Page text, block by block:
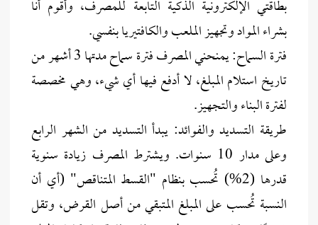
بطاقتي الإلكترونية الذكية التابعة للمصرف، وأقوم أنا
بشراء المواد وتجهيز الملعب والكافتيريا بنفسي.
فترة السماح: يمنحني المصرف فترة سماح مدتها 3 أشهر من
تاريخ استلام المبلغ، لا أدفع فيها أي شيء، وهي مخصصة
لفترة البناء والتجهيز.
طريقة التسديد والفوائد: يبدأ التسديد من الشهر الرابع
وعلى مدار 10 سنوات. ويشترط المصرف زيادة سنوية
قدرها (2%) تُحسب بنظام "القسط المتناقص" (أي أن
النسبة تُحسب على المبلغ المتبقي من أصل القرض، وتقل